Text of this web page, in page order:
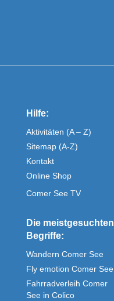
Hilfe:
Aktivitäten (A – Z)
Sitemap (A-Z)
Kontakt
Online Shop
Comer See TV
Die meistgesuchten
Begriffe:
Wandern Comer See
Fly emotion Comer See
Fahrradverleih Comer
See in Colico